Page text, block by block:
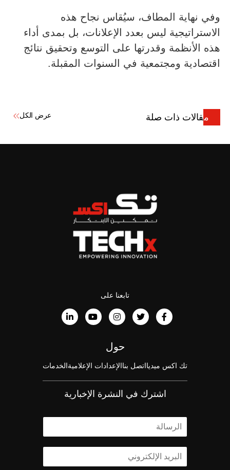
وفي نهاية المطاف، سيُقاس نجاح هذه
الاستراتيجية ليس بعدد الإعلانات، بل بمدى أداء
هذه الأنظمة وقدرتها على التوسع وتحقيق نتائج
اقتصادية ومجتمعية في السنوات المقبلة.
مقالات ذات صلة عرض الكل
تابعنا على
حول
تك اكس ميديااتصل بناالإعدادات الإعلاميةالخدمات
اشترك في النشرة الإخبارية
س